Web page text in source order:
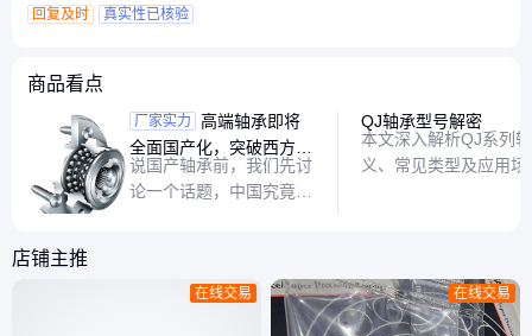
回复及时
真实性已核验
商品看点
厂家实力
全面国产化，突破西方封
锁
说国产轴承前，我们先讨
论一个话题，中国究竟强
级轴承大国，据2014年
数据统计，中国轴承产量
QJ轴承型号解密
本文深入解析QJ系列
义、常见类型及应用
店铺主推
在线交易 在线交易